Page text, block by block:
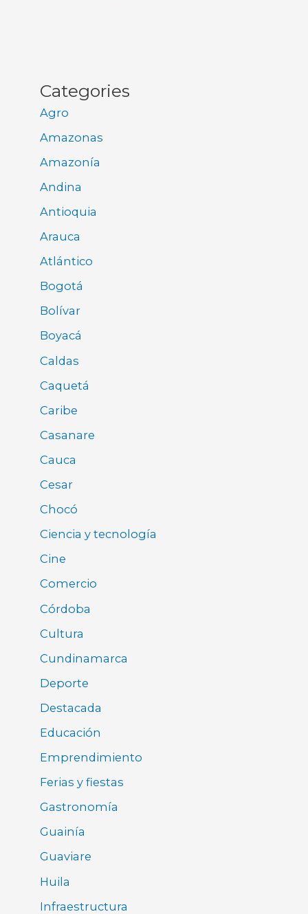
Categories
Agro
Amazonas
Amazonía
Andina
Antioquia
Arauca
Atlántico
Bogotá
Bolívar
Boyacá
Caldas
Caquetá
Caribe
Casanare
Cauca
Cesar
Chocó
Ciencia y tecnología
Cine
Comercio
Córdoba
Cultura
Cundinamarca
Deporte
Destacada
Educación
Emprendimiento
Ferias y fiestas
Gastronomía
Guainía
Guaviare
Huila
Infraestructura